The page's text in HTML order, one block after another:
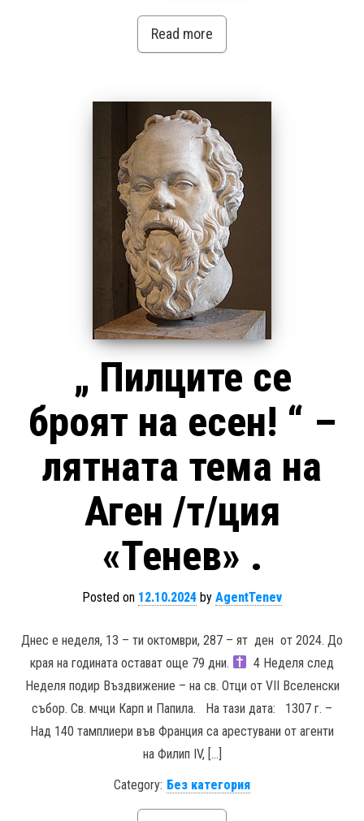
Read more
„ Пилците се
броят на есен! “ –
лятната тема на
Аген /т/ция
«Тенев» .
Posted on 12.10.2024 by AgentTenev
Днес е неделя, 13 – ти октомври, 287 – ят ден от 2024. До
края на годината остават още 79 дни.
4 Неделя след
Неделя подир Въздвижение – на св. Отци от VІІ Вселенски
събор. Св. мчци Карп и Папила. На тази дата: 1307 г. –
Над 140 тамплиери във Франция са арестувани от агенти
на Филип IV, […]
Category: Без категория